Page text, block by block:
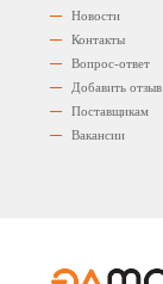
Новости
Контакты
Вопрос-ответ
Добавить отзыв
Поставщикам
Вакансии